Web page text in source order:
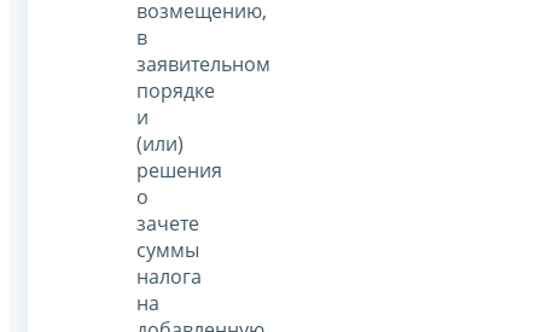
возмещению,
в
заявительном
порядке
и
(или)
решения
о
зачете
суммы
налога
на